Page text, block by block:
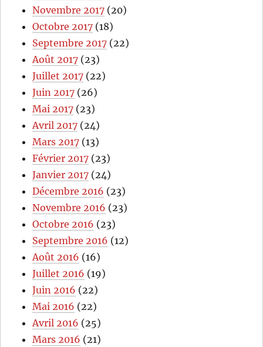
Novembre 2017 (20)
Octobre 2017 (18)
Septembre 2017 (22)
Août 2017 (23)
Juillet 2017 (22)
Juin 2017 (26)
Mai 2017 (23)
Avril 2017 (24)
Mars 2017 (13)
Février 2017 (23)
Janvier 2017 (24)
Décembre 2016 (23)
Novembre 2016 (23)
Octobre 2016 (23)
Septembre 2016 (12)
Août 2016 (16)
Juillet 2016 (19)
Juin 2016 (22)
Mai 2016 (22)
Avril 2016 (25)
Mars 2016 (21)